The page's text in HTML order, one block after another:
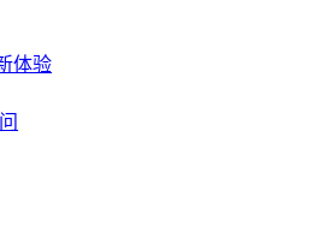
体验